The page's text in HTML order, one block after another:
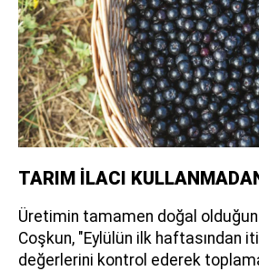
TARIM İLACI
Üretimin tamamen doğal
Coşkun, "Eylülün ilk haftasından
değerlerini kontrol ederek